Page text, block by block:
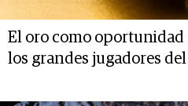
El oro como oportunidad
los grandes jugadores